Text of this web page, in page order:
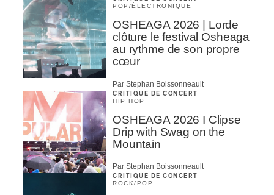
POP /ÉLECTRONIQUE
OSHEAGA 2026 | Lorde
clôture le festival Osheaga
au rythme de son propre
cœur
Par Stephan Boissonneault
CRITIQUE DE CONCERT
HIP HOP
OSHEAGA 2026 I Clipse
Drip with Swag on the
Mountain
Par Stephan Boissonneault
CRITIQUE DE CONCERT
ROCK/POP